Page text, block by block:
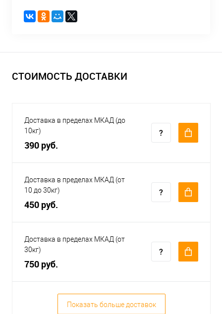
СТОИМОСТЬ ДОСТАВКИ
Доставка в пределах МКАД (до
10кг)
390 руб.
Доставка в пределах МКАД (от
10 до 30кг)
450 руб.
Доставка в пределах МКАД (от
30кг)
750 руб.
Показать больше доставок